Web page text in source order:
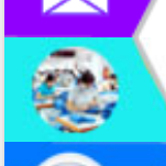
Lễ phát động chuỗi hoạt
tay làm sạch môi trường
Xã Ea Kar bước chuyển
công tác cải cách hành
mới
UBND tỉnh họp báo định kỳ
năm 2026